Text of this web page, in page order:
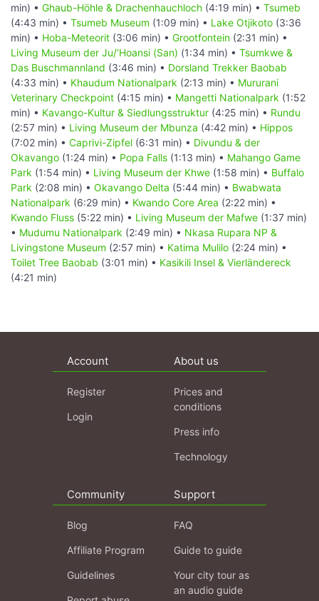
min) • Ghaub-Höhle & Drachenhauchloch (4:19 min) • Tsumeb
(4:43 min) • Tsumeb Museum (1:09 min) • Lake Otjikoto (3:36
min) • Hoba-Meteorit (3:06 min) • Grootfontein (2:31 min) •
Living Museum der Ju/‘Hoansi (San) (1:34 min) • Tsumkwe &
Das Buschmannland (3:46 min) • Dorsland Trekker Baobab
(4:33 min) • Khaudum Nationalpark (2:13 min) • Mururani
Veterinary Checkpoint (4:15 min) • Mangetti Nationalpark (1:52
min) • Kavango-Kultur & Siedlungsstruktur (4:25 min) • Rundu
(2:57 min) • Living Museum der Mbunza (4:42 min) • Hippos
(7:02 min) • Caprivi-Zipfel (6:31 min) • Divundu & der
Okavango (1:24 min) • Popa Falls (1:13 min) • Mahango Game
Park (1:54 min) • Living Museum der Khwe (1:58 min) • Buffalo
Park (2:08 min) • Okavango Delta (5:44 min) • Bwabwata
Nationalpark (6:29 min) • Kwando Core Area (2:22 min) •
Kwando Fluss (5:22 min) • Living Museum der Mafwe (1:37 min)
• Mudumu Nationalpark (2:49 min) • Nkasa Rupara NP &
Livingstone Museum (2:57 min) • Katima Mulilo (2:24 min) •
Toilet Tree Baobab (3:01 min) • Kasikili Insel & Vierländereck
(4:21 min)
Account
Register
Login
About us
Prices and
conditions
Press info
Technology
Community
Blog
Affiliate Program
Guidelines
Support
FAQ
Guide to guide
Your city tour as
an audio guide